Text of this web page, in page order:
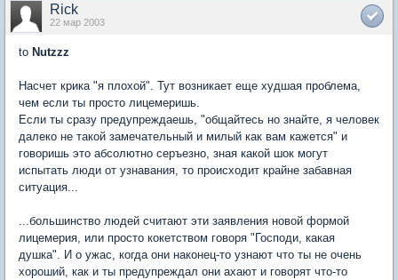
Rick
22 мар 2003
to Nutzzz
Насчет крика "я плохой". Тут возникает еще худшая проблема,
чем если ты просто лицемеришь.
Если ты сразу предупреждаешь, "общайтесь но знайте, я человек
далеко не такой замечательный и милый как вам кажется" и
говоришь это абсолютно серъезно, зная какой шок могут
испытать люди от узнавания, то происходит крайне забавная
ситуация...
...большинство людей считают эти заявления новой формой
лицемерия, или просто кокетством говоря "Господи, какая
душка". И о ужас, когда они наконец-то узнают что ты не очень
хороший, как и ты предупреждал они ахают и говорят что-то